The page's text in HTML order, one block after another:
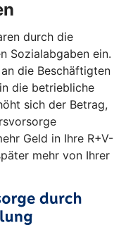
durch die
Sozialabgaben ein.
die Beschäftigten
die betriebliche
sich der Betrag,
Geld in Ihre R+V-
mehr von Ihrer